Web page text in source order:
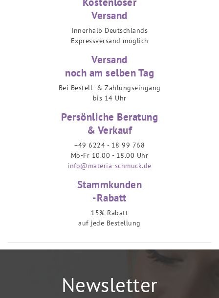
Versand
Innerhalb Deutschlands
Expressversand möglich
Versand
noch am selben Tag
Bei Bestell- & Zahlungseingang
bis 14 Uhr
Persönliche Beratung
& Verkauf
+49 6224 - 18 99 768
Mo-Fr 10.00 - 18.00 Uhr
info@materia-schmuck.de
Stammkunden
-Rabatt
15% Rabatt
auf jede Bestellung
Newsletter